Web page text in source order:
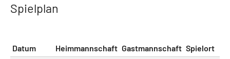
Spielplan
Datum Heimmannschaft Gastmannschaft Spielort